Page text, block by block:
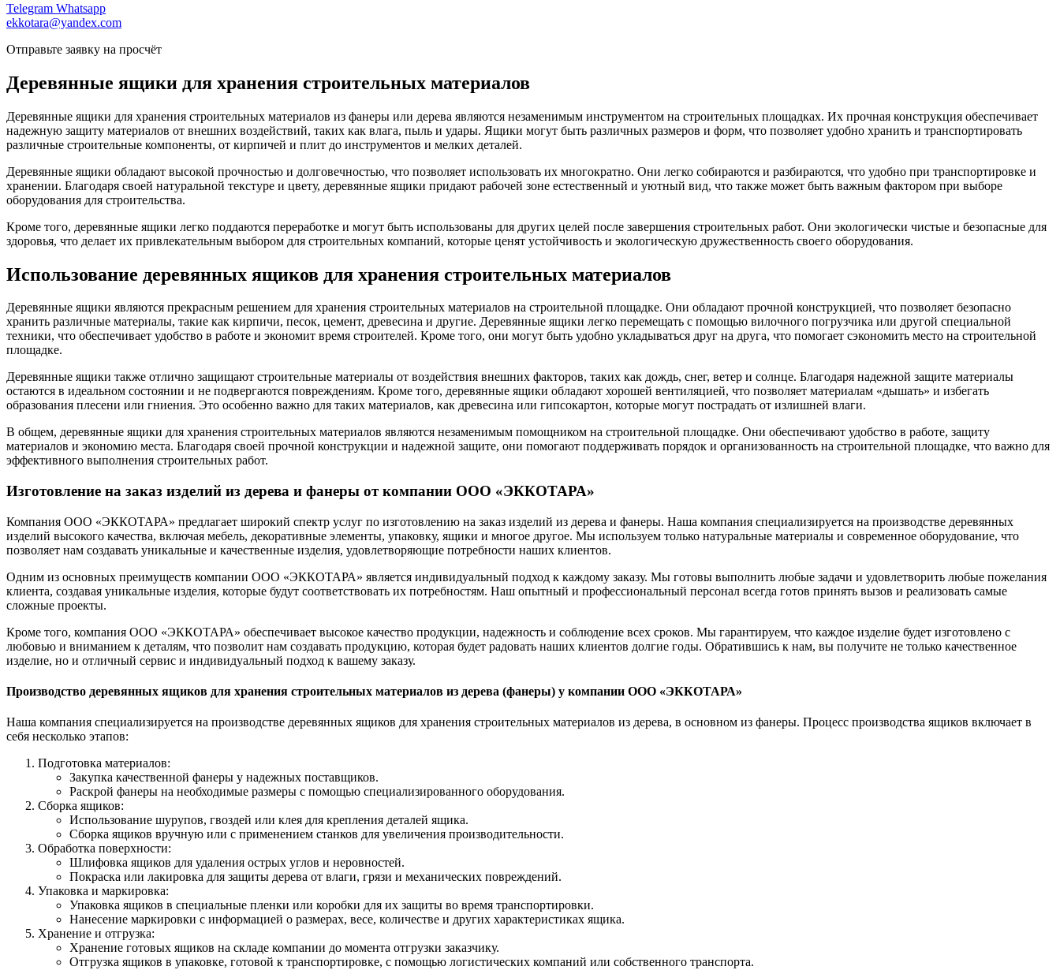
Telegram Whatsapp
ekkotara@yandex.com
Отправьте заявку на просчёт
Деревянные ящики для хранения строительных материалов
Деревянные ящики для хранения строительных материалов из фанеры или дерева являются незаменимым инструментом на строительных площадках. Их прочная конструкция обеспечивает
надежную защиту материалов от внешних воздействий, таких как влага, пыль и удары. Ящики могут быть различных размеров и форм, что позволяет удобно хранить и транспортировать
различные строительные компоненты, от кирпичей и плит до инструментов и мелких деталей.
Деревянные ящики обладают высокой прочностью и долговечностью, что позволяет использовать их многократно. Они легко собираются и разбираются, что удобно при транспортировке и
хранении. Благодаря своей натуральной текстуре и цвету, деревянные ящики придают рабочей зоне естественный и уютный вид, что также может быть важным фактором при выборе
оборудования для строительства.
Кроме того, деревянные ящики легко поддаются переработке и могут быть использованы для других целей после завершения строительных работ. Они экологически чистые и безопасные для
здоровья, что делает их привлекательным выбором для строительных компаний, которые ценят устойчивость и экологическую дружественность своего оборудования.
Использование деревянных ящиков для хранения строительных материалов
Деревянные ящики являются прекрасным решением для хранения строительных материалов на строительной площадке. Они обладают прочной конструкцией, что позволяет безопасно
хранить различные материалы, такие как кирпичи, песок, цемент, древесина и другие. Деревянные ящики легко перемещать с помощью вилочного погрузчика или другой специальной
техники, что обеспечивает удобство в работе и экономит время строителей. Кроме того, они могут быть удобно укладываться друг на друга, что помогает сэкономить место на строительной
площадке.
Деревянные ящики также отлично защищают строительные материалы от воздействия внешних факторов, таких как дождь, снег, ветер и солнце. Благодаря надежной защите материалы
остаются в идеальном состоянии и не подвергаются повреждениям. Кроме того, деревянные ящики обладают хорошей вентиляцией, что позволяет материалам «дышать» и избегать
образования плесени или гниения. Это особенно важно для таких материалов, как древесина или гипсокартон, которые могут пострадать от излишней влаги.
В общем, деревянные ящики для хранения строительных материалов являются незаменимым помощником на строительной площадке. Они обеспечивают удобство в работе, защиту
материалов и экономию места. Благодаря своей прочной конструкции и надежной защите, они помогают поддерживать порядок и организованность на строительной площадке, что важно для
эффективного выполнения строительных работ.
Изготовление на заказ изделий из дерева и фанеры от компании ООО «ЭККОТАРА»
Компания ООО «ЭККОТАРА» предлагает широкий спектр услуг по изготовлению на заказ изделий из дерева и фанеры. Наша компания специализируется на производстве деревянных
изделий высокого качества, включая мебель, декоративные элементы, упаковку, ящики и многое другое. Мы используем только натуральные материалы и современное оборудование, что
позволяет нам создавать уникальные и качественные изделия, удовлетворяющие потребности наших клиентов.
Одним из основных преимуществ компании ООО «ЭККОТАРА» является индивидуальный подход к каждому заказу. Мы готовы выполнить любые задачи и удовлетворить любые пожелания
клиента, создавая уникальные изделия, которые будут соответствовать их потребностям. Наш опытный и профессиональный персонал всегда готов принять вызов и реализовать самые
сложные проекты.
Кроме того, компания ООО «ЭККОТАРА» обеспечивает высокое качество продукции, надежность и соблюдение всех сроков. Мы гарантируем, что каждое изделие будет изготовлено с
любовью и вниманием к деталям, что позволит нам создавать продукцию, которая будет радовать наших клиентов долгие годы. Обратившись к нам, вы получите не только качественное
изделие, но и отличный сервис и индивидуальный подход к вашему заказу.
Производство деревянных ящиков для хранения строительных материалов из дерева (фанеры) у компании ООО «ЭККОТАРА»
Наша компания специализируется на производстве деревянных ящиков для хранения строительных материалов из дерева, в основном из фанеры. Процесс производства ящиков включает в
себя несколько этапов:
Подготовка материалов:
Закупка качественной фанеры у надежных поставщиков.
Раскрой фанеры на необходимые размеры с помощью специализированного оборудования.
Сборка ящиков:
Использование шурупов, гвоздей или клея для крепления деталей ящика.
Сборка ящиков вручную или с применением станков для увеличения производительности.
Обработка поверхности:
Шлифовка ящиков для удаления острых углов и неровностей.
Покраска или лакировка для защиты дерева от влаги, грязи и механических повреждений.
Упаковка и маркировка:
Упаковка ящиков в специальные пленки или коробки для их защиты во время транспортировки.
Нанесение маркировки с информацией о размерах, весе, количестве и других характеристиках ящика.
Хранение и отгрузка:
Хранение готовых ящиков на складе компании до момента отгрузки заказчику.
Отгрузка ящиков в упаковке, готовой к транспортировке, с помощью логистических компаний или собственного транспорта.